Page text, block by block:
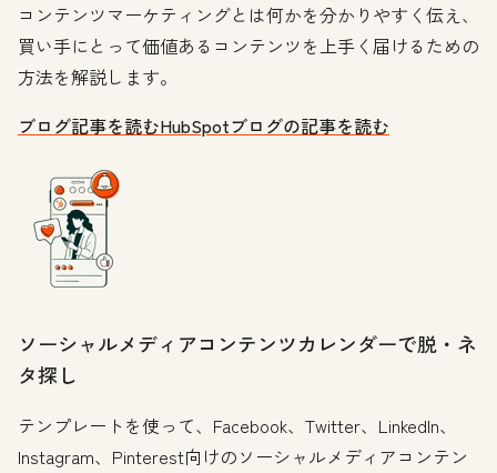
コンテンツマーケティングとは何かを分かりやすく伝え、
買い手にとって価値あるコンテンツを上手く届けるための
方法を解説します。
ブログ記事を読むHubSpotブログの記事を読む
ソーシャルメディアコンテンツカレンダーで脱・ネ
タ探し
テンプレートを使って、Facebook、Twitter、LinkedIn、
Instagram、Pinterest向けのソーシャルメディアコンテン